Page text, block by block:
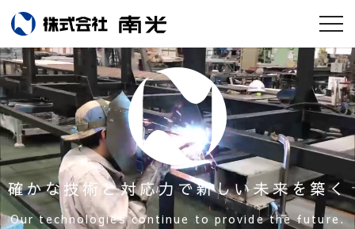
お知らせ
会社情報
南光のモノづくり
工場紹介
確かな技術と対応力で新しい未来を築く
Our technologies continue to provide the future.